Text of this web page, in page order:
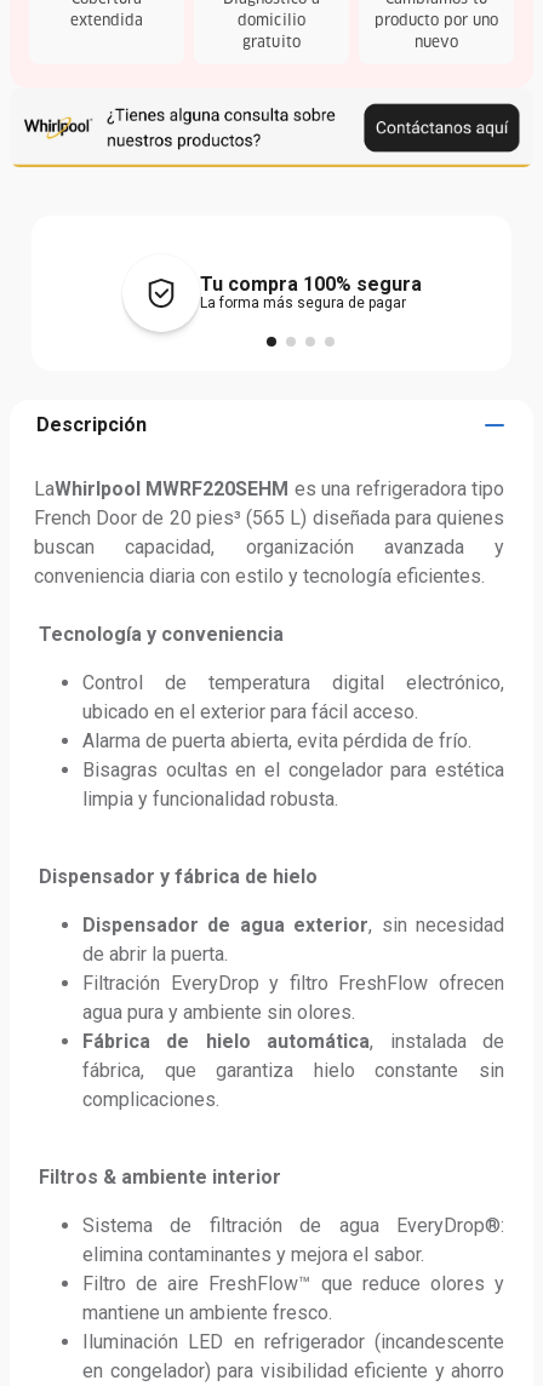
extendida
domicilio
gratuito
producto por uno
nuevo
Tu compra 100% segura
La forma más segura de pagar
Descripción
LaWhirlpool MWRF220SEHM es una refrigeradora tipo
French Door de 20 pies³ (565 L) diseñada para quienes
buscan capacidad, organización avanzada y
conveniencia diaria con estilo y tecnología eficientes.
Tecnología y conveniencia
Control de temperatura digital electrónico,
ubicado en el exterior para fácil acceso.
Alarma de puerta abierta, evita pérdida de frío.
Bisagras ocultas en el congelador para estética
limpia y funcionalidad robusta.
Dispensador y fábrica de hielo
Dispensador de agua exterior, sin necesidad
de abrir la puerta.
Filtración EveryDrop y filtro FreshFlow ofrecen
agua pura y ambiente sin olores.
Fábrica de hielo automática, instalada de
fábrica, que garantiza hielo constante sin
complicaciones.
Filtros & ambiente interior
Sistema de filtración de agua EveryDrop®:
elimina contaminantes y mejora el sabor.
Filtro de aire FreshFlow™ que reduce olores y
mantiene un ambiente fresco.
Iluminación LED en refrigerador (incandescente
en congelador) para visibilidad eficiente y ahorro